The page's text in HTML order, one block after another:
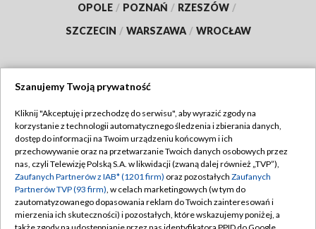
OPOLE / POZNAŃ / RZESZÓW /
SZCZECIN / WARSZAWA / WROCŁAW
TVP
Abonament TVP
Emisja w TVP
Centrum informacji TVP
Naziemna Telewizja Cyfrowa
Regulamin TVP
Polityka prywatności
Moje zgody
Pomoc
Szanujemy Twoją prywatność
Kliknij "Akceptuję i przechodzę do serwisu", aby wyrazić zgody na
korzystanie z technologii automatycznego śledzenia i zbierania danych,
dostęp do informacji na Twoim urządzeniu końcowym i ich
przechowywanie oraz na przetwarzanie Twoich danych osobowych przez
nas, czyli Telewizję Polską S.A. w likwidacji (zwaną dalej również „TVP”),
Zaufanych Partnerów z IAB* (1201 firm) oraz pozostałych Zaufanych
Partnerów TVP (93 firm), w celach marketingowych (w tym do
zautomatyzowanego dopasowania reklam do Twoich zainteresowań i
mierzenia ich skuteczności) i pozostałych, które wskazujemy poniżej, a